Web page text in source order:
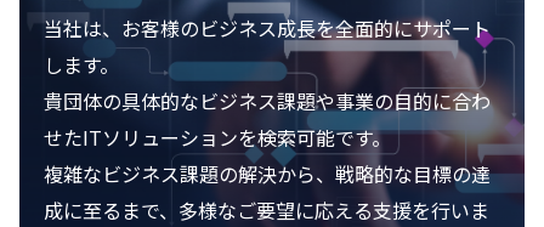
当社は、お客様のビジネス成長を全面的にサポート
します。
貴団体の具体的なビジネス課題や事業の目的に合わ
せたITソリューションを検索可能です。
複雑なビジネス課題の解決から、戦略的な目標の達
成に至るまで、多様なご要望に応える支援を行いま